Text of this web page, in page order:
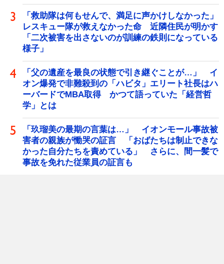
「救助隊は何もせんで、満足に声かけしなかった」
レスキュー隊が救えなかった命 近隣住民が明かす
「二次被害を出さないのが訓練の鉄則になっている
様子」
「父の遺産を最良の状態で引き継ぐことが…」 イ
オン爆発で非難殺到の「ハビタ」エリート社長はハ
ーバードでMBA取得 かつて語っていた「経営哲
学」とは
「玖瑠美の最期の言葉は…」 イオンモール事故被
害者の親族が慟哭の証言 「おばたちは制止できな
かった自分たちを責めている」 さらに、間一髪で
事故を免れた従業員の証言も